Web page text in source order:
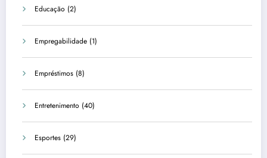
Educação (2)
Empregabilidade (1)
Empréstimos (8)
Entretenimento (40)
Esportes (29)